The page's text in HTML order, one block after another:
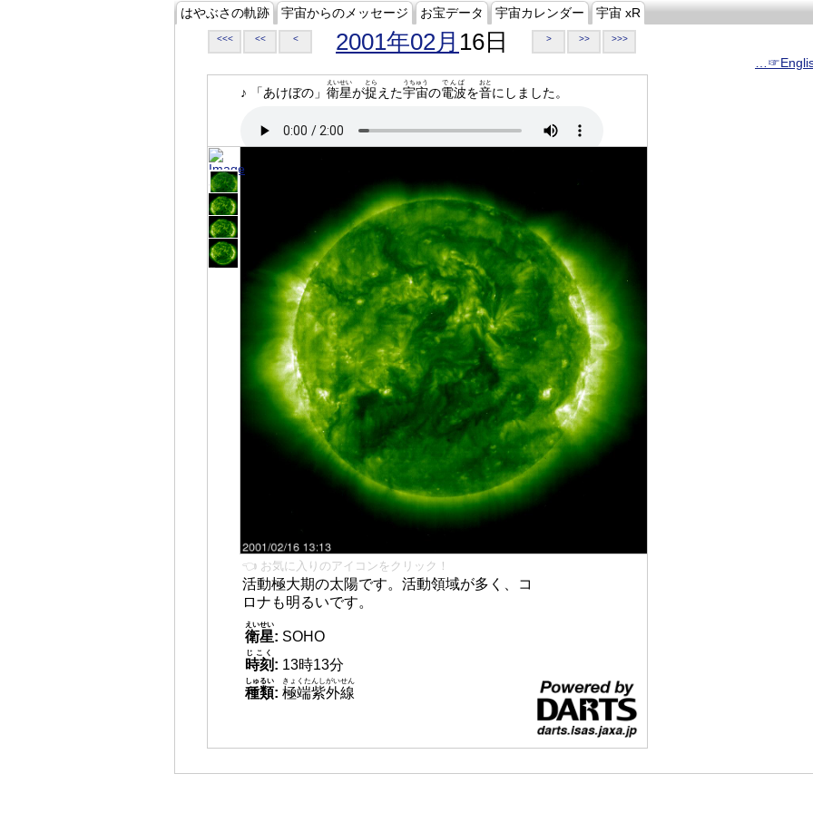
はやぶさの軌跡 宇宙からのメッセージ お宝データ 宇宙カレンダー 宇宙 xR
<<< << < 2001年02月 16日 > >> >>>
♪ 「あけぼの」 衛星
えいせい
が捉
とら
えた宇宙
うちゅう
の電波
でんぱ
を音
おと
にしました。
👈 お気に入りのアイコンをクリック！
活動極大期の太陽です。活動領域が多く、コ
ロナも明るいです。
衛星
えいせい
: SOHO
時刻
じこく
: 13時13分
種類
しゅるい
: 極端紫外線
きょくたんしがいせん